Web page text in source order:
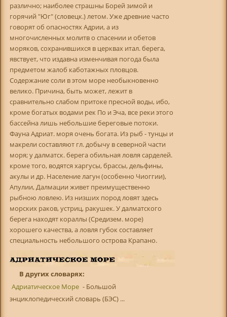
различно; наиболее страшны Борей зимой и
горячий "Юг" (словецк.) летом. Уже древние часто
говорят об опасностях Адрии, а из
многочисленных молитв о спасении и обетов
моряков, сохранившихся в церквах итал. берега,
явствует, что издавна изменчивая погода была
предметом жалоб каботажных пловцов.
Содержание соли в этом море необыкновенно
велико. Причина, быть может, лежит в
сравнительно слабом притоке пресной воды, ибо,
кроме богатых водами рек По и Эча, все реки этого
бассейна лишь небольшие береговые потоки.
Фауна Адриат. моря очень богата. Из рыб - тунцы и
макрели составляют гл. добычу в северной части
моря; у далматск. берега обильная ловля сарделей.
кроме того, водятся харгусы, брассы, дельфины,
акулы и др. Население лагун (особенно Чиоггии),
Апулии, Далмации живет преимущественно
рыбною ловлею. Из низших пород ловят здесь
морских раков, устриц, ракушек. У далматского
берега находят кораллы (Средизем. море)
хорошего качества, а ловля губок составляет
специальность небольшого острова Крапано.
В других словарях:
Адриатическое Море - Большой
энциклопедический словарь (БЭС) ...